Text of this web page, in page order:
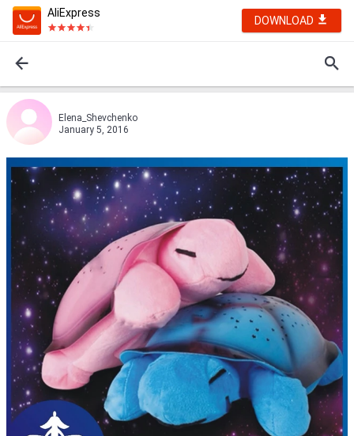
AliExpress
DOWNLOAD
Elena_Shevchenko
January 5, 2016